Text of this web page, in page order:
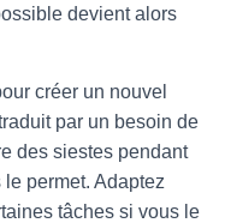
devient alors
créer un nouvel
par un besoin de
des siestes pendant
permet. Adaptez
tâches si vous le